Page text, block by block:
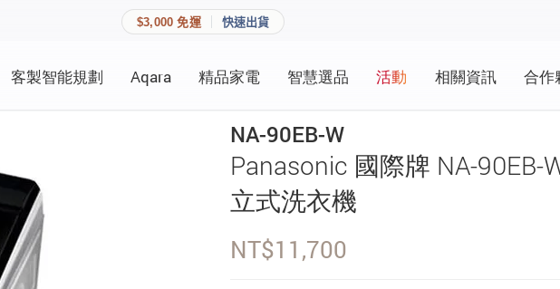
$3,000 免運 快速出貨
客製智能規劃 Aqara 精品家電 智慧選品 活動 相關資訊 合作
NA-90EB-W
Panasonic 國際牌 NA-90EB-
立式洗衣機
NT$11,700
×
會員資料管理
加入 JARVIS VIP